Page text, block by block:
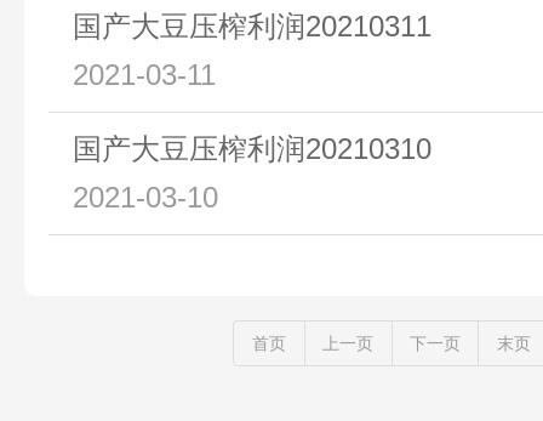
国产大豆压榨利润20210311
2021-03-11
国产大豆压榨利润20210310
2021-03-10
首页 上一页 下一页 末页